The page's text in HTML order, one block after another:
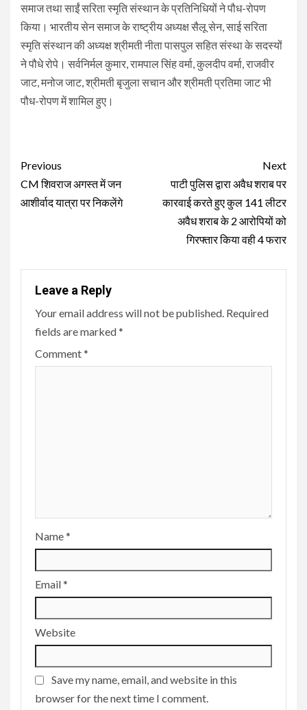
समाज तथा साईं सरिता स्मृति संस्थान के प्रतिनिधियों ने पौध-रोपण
किया। भारतीय सेन समाज के राष्ट्रीय अध्यक्ष सैलू सेन, साई सरिता
स्मृति संस्थान की अध्यक्ष श्रीमती नीता पासपुल सहित संस्था के सदस्यों
ने पौधे रोपे। सर्वनिर्मल कुमार, रामपाल सिंह वर्मा, कुलदीप वर्मा, राजवीर
जाट, मनोज जाट, श्रीमती बृजुला सचान और श्रीमती प्रतिमा जाट भी
पौध-रोपण में शामिल हुए।
Continue
Reading
Previous
CM शिवराज अगस्त में जन
आशीर्वाद यात्रा पर निकलेंगे
Next
पाटी पुलिस द्वारा अवैध शराब पर
कारवाई करते हुए कुल 141 लीटर
अवैध शराब के 2 आरोपियों को
गिरफ्तार किया वही 4 फरार
Leave a Reply
Your email address will not be published. Required
fields are marked*
Comment*
Name*
Email*
Website
Save my name, email, and website in this
browser for the next time I comment.